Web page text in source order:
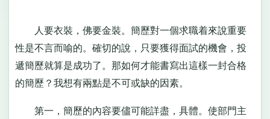
人要衣裝，佛要金裝。簡歷對一個求職着來說重要
性是不言而喻的。確切的說，只要獲得面試的機會，投
遞簡歷就算是成功了。那如何才能書寫出這樣一封合格
的簡歷？我想有兩點是不可或缺的因素。
第一，簡歷的內容要儘可能詳盡，具體。使部門主